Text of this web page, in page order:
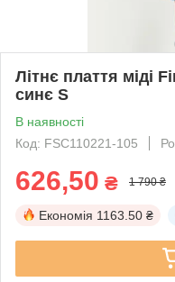
Літнє плаття міді
синє S
В наявності
Код: FSC110221-105
626,50 ₴ 1 790 ₴
Економія 1163.50 ₴